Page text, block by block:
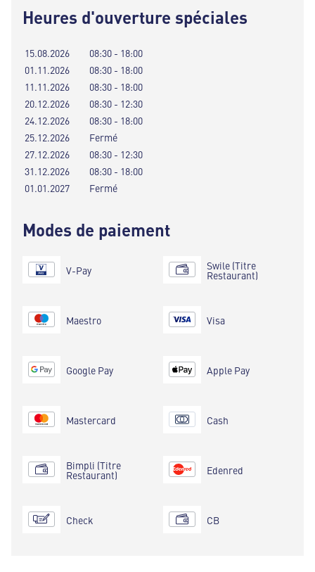
Heures d'ouverture spéciales
15.08.2026
08:30 - 18:00
01.11.2026
08:30 - 18:00
11.11.2026
08:30 - 18:00
20.12.2026
08:30 - 12:30
24.12.2026
08:30 - 18:00
25.12.2026
Fermé
27.12.2026
08:30 - 12:30
31.12.2026
08:30 - 18:00
01.01.2027
Fermé
Modes de paiement
V-Pay
Maestro
Google Pay
Mastercard
Bimpli (Titre
Restaurant)
Check
Swile (Titre
Restaurant)
Visa
Apple Pay
Cash
Edenred
CB